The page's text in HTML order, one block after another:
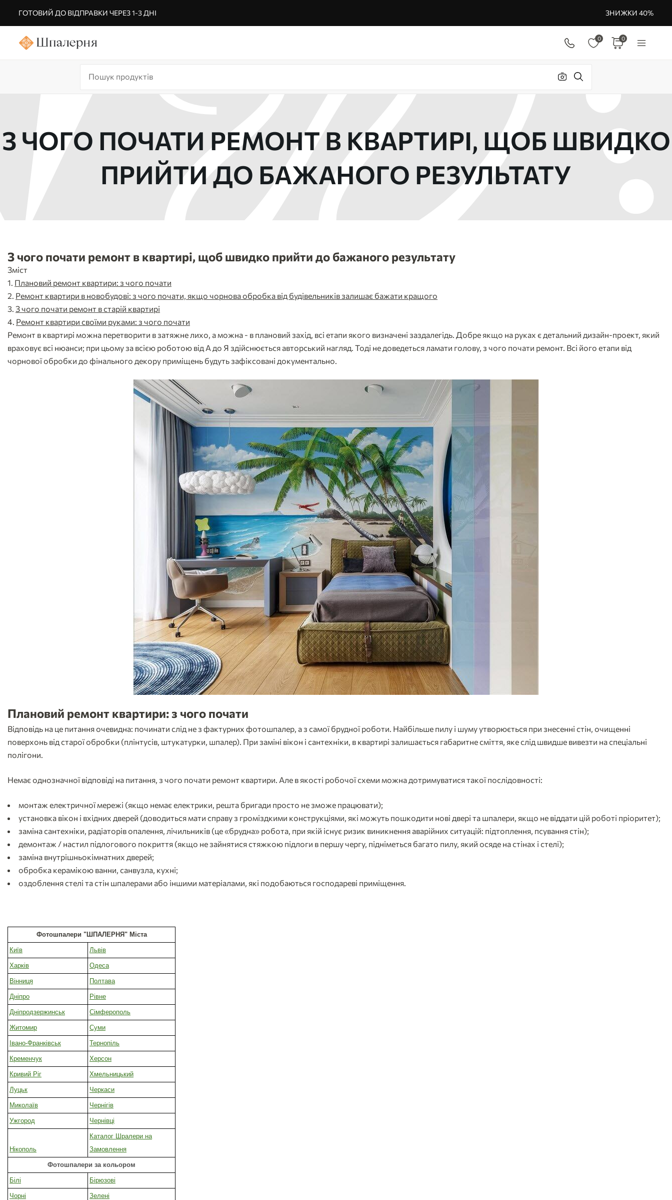
ГОТОВИЙ ДО ВІДПРАВКИ ЧЕРЕЗ 1-3 ДНІ ЗНИЖКИ 40%
0 0
З ЧОГО ПОЧАТИ РЕМОНТ В КВАРТИРІ, ЩОБ ШВИДКО
ПРИЙТИ ДО БАЖАНОГО РЕЗУЛЬТАТУ
З чого почати ремонт в квартирі, щоб швидко прийти до бажаного результату
Зміст
Плановий ремонт квартири: з чого почати
Ремонт квартири в новобудові: з чого почати, якщо чорнова обробка від будівельників залишає бажати кращого
З чого почати ремонт в старій квартирі
Ремонт квартири своїми руками: з чого почати
Ремонт в квартирі можна перетворити в затяжне лихо, а можна - в плановий захід, всі етапи якого визначені заздалегідь. Добре якщо на руках є детальний дизайн-проект, який
враховує всі нюанси; при цьому за всією роботою від А до Я здійснюється авторський нагляд. Тоді не доведеться ламати голову, з чого почати ремонт. Всі його етапи від
чорнової обробки до фінального декору приміщень будуть зафіксовані документально.
Плановий ремонт квартири: з чого почати
Відповідь на це питання очевидна: починати слід не з фактурних фотошпалер, а з самої брудної роботи. Найбільше пилу і шуму утворюється при знесенні стін, очищенні
поверхонь від старої обробки (плінтусів, штукатурки, шпалер). При заміні вікон і сантехніки, в квартирі залишається габаритне сміття, яке слід швидше вивезти на спеціальні
полігони.
Немає однозначної відповіді на питання, з чого почати ремонт квартири. Але в якості робочої схеми можна дотримуватися такої послідовності:
монтаж електричної мережі (якщо немає електрики, решта бригади просто не зможе працювати);
установка вікон і вхідних дверей (доводиться мати справу з громіздкими конструкціями, які можуть пошкодити нові двері та шпалери, якщо не віддати цій роботі пріоритет);
заміна сантехніки, радіаторів опалення, лічильників (це «брудна» робота, при якій існує ризик виникнення аварійних ситуацій: підтоплення, псування стін);
демонтаж / настил підлогового покриття (якщо не зайнятися стяжкою підлоги в першу чергу, підніметься багато пилу, який осяде на стінах і стелі);
заміна внутрішньокімнатних дверей;
обробка керамікою ванни, санвузла, кухні;
оздоблення стелі та стін шпалерами або іншими матеріалами, які подобаються господареві приміщення.
Фотошпалери "ШПАЛЕРНЯ" Міста
Київ Львів
Харків Одеса
Вінниця Полтава
Дніпро Рівне
Дніпродзержинськ Сімферополь
Житомир Суми
Івано-Франківськ Тернопіль
Кременчук Херсон
Кривий Ріг Хмельницький
Луцьк Черкаси
Миколаїв Чернігів
Ужгород Чернівці
Нікополь
Каталог Шралери на
Замовлення
Фотошпалери за кольором
Білі Бірюзові
Чорні Зелені